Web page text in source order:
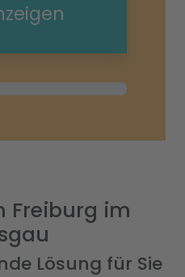
Freiburg im
Lösung für Sie